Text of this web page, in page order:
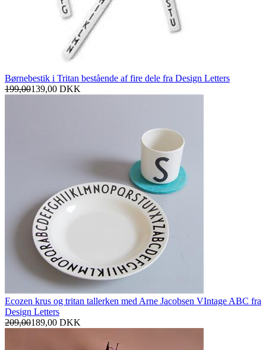
Børnebestik i Tritan bestående af fire dele fra Design Letters
199,00139,00 DKK
Ecozen krus og tritan tallerken med Arne Jacobsen VIntage ABC fra
Design Letters
209,00189,00 DKK